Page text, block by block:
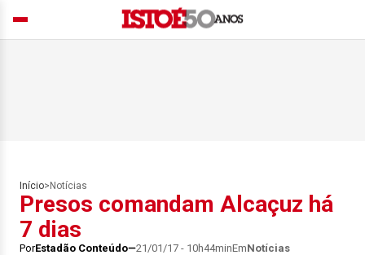
Início> Notícias
Presos comandam Alcaçuz há
7 dias
PorEstadão Conteúdo 21/01/17 - 10h44minEmNotícias